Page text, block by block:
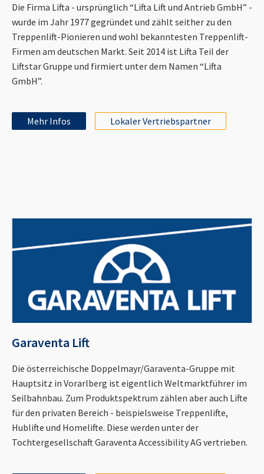
Die Firma Lifta - ursprünglich “Lifta Lift und Antrieb GmbH” -
wurde im Jahr 1977 gegründet und zählt seither zu den
Treppenlift-Pionieren und wohl bekanntesten Treppenlift-
Firmen am deutschen Markt. Seit 2014 ist Lifta Teil der
Liftstar Gruppe und firmiert unter dem Namen “Lifta
GmbH”.
Mehr Infos Lokaler Vertriebspartner
Garaventa Lift
Die österreichische Doppelmayr/Garaventa-Gruppe mit
Hauptsitz in Vorarlberg ist eigentlich Weltmarktführer im
Seilbahnbau. Zum Produktspektrum zählen aber auch Lifte
für den privaten Bereich - beispielsweise Treppenlifte,
Hublifte und Homelifte. Diese werden unter der
Tochtergesellschaft Garaventa Accessibility AG vertrieben.